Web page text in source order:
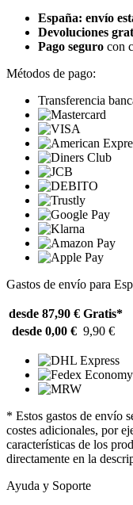
España: envío
Devoluciones
Pago seguro con
Métodos de pago:
Transferencia
Gastos de envío para
desde 87,90 € Gratis*
desde 0,00 € 9,90 €
* Estos gastos de envío
costes adicionales, por
características de los
directamente en la
Ayuda y Soporte